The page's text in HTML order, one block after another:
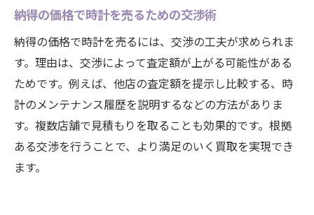
納得の価格で時計を売るための交渉術
納得の価格で時計を売るには、交渉の工夫が求められま
す。理由は、交渉によって査定額が上がる可能性がある
ためです。例えば、他店の査定額を提示し比較する、時
計のメンテナンス履歴を説明するなどの方法がありま
す。複数店舗で見積もりを取ることも効果的です。根拠
ある交渉を行うことで、より満足のいく買取を実現でき
ます。